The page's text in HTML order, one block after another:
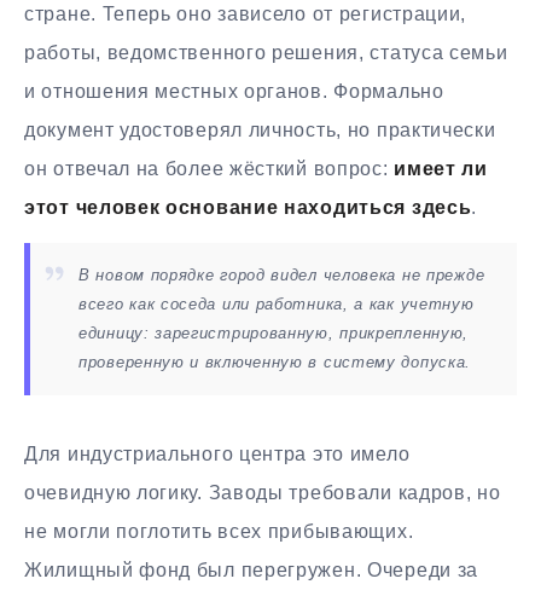
стране. Теперь оно зависело от регистрации,
работы, ведомственного решения, статуса семьи
и отношения местных органов. Формально
документ удостоверял личность, но практически
он отвечал на более жёсткий вопрос: имеет ли
этот человек основание находиться здесь.
В новом порядке город видел человека не прежде
всего как соседа или работника, а как учетную
единицу: зарегистрированную, прикрепленную,
проверенную и включенную в систему допуска.
Для индустриального центра это имело
очевидную логику. Заводы требовали кадров, но
не могли поглотить всех прибывающих.
Жилищный фонд был перегружен. Очереди за